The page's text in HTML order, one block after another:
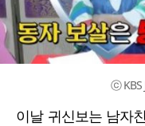
ⓒ KBS
이날 귀신보는 남자